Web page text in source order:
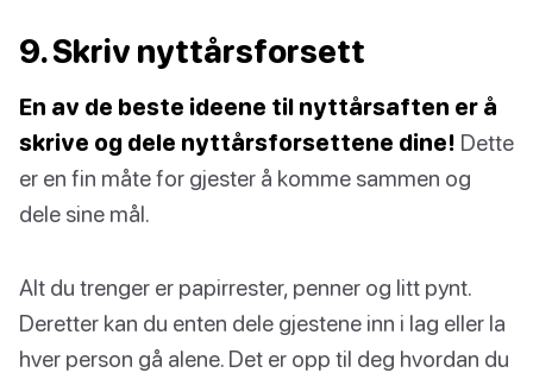
9. Skriv nyttårsforsett
En av de beste ideene til nyttårsaften er å
skrive og dele nyttårsforsettene dine! Dette
er en fin måte for gjester å komme sammen og
dele sine mål.
Alt du trenger er papirrester, penner og litt pynt.
Deretter kan du enten dele gjestene inn i lag eller la
hver person gå alene. Det er opp til deg hvordan du